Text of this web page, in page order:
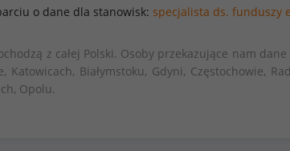
o dane dla stanowisk: specjalista ds. funduszy
z całej Polski. Osoby przekazujące nam
Katowicach, Białymstoku, Gdyni, Częstochowie,
Opolu.